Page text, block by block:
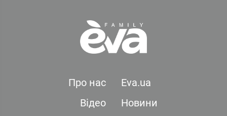
Про нас
Eva.ua
Відео
Новини